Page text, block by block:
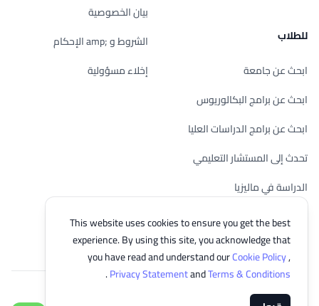
This website uses cookies to ensure you get the best
experience. By using this site, you acknowledge that
you have read and understand ourCookie Policy,
Privacy StatementandTerms & Conditions
.
للطلاب
ابحث عن جامعة
ابحث عن برامج البكالوريوس
ابحث عن برامج الدراسات العليا
تحدث إلى المستشار التعليمي
الدراسة في ماليزيا
تحقق من أهليتك
بيان الخصوصية
الشروط و ;amp الإحكام
إخلاء مسؤولية
© 2026 EasyUni Sdn Bhd, company registration number 200801016907